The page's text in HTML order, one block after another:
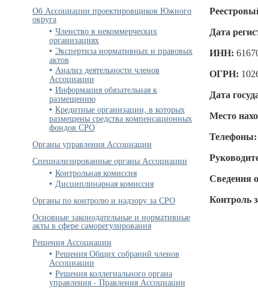
Об Ассоциации проектировщиков Южного
округа
Членство в некоммерческих
организациях
Экспертиза нормативных и правовых
актов
Анализ деятельности членов
Ассоциации
Информация обязательная к
размещению
Кредитные организации, в которых
размещены средства компенсационных
фондов СРО
Органы управления Ассоциации
Специализированные органы Ассоциации
Контрольная комиссия
Дисциплинарная комиссия
Органы по контролю и надзору за СРО
Основные законодательные и нормативные
акты в сфере саморегулирования
Решения Ассоциации
Решения Общих собраний членов
Ассоциации
Решения коллегиального органа
управления - Правления Ассоциации
Дата
ИНН:
ОГРН:
Дата
Место
Телефоны:
Сведения
Контроль